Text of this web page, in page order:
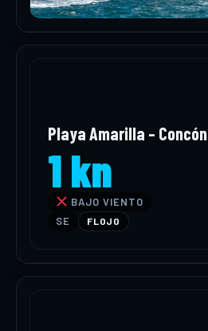
Playa Amarilla – Concón
1 kn
BAJO VIENTO
SE
FLOJO